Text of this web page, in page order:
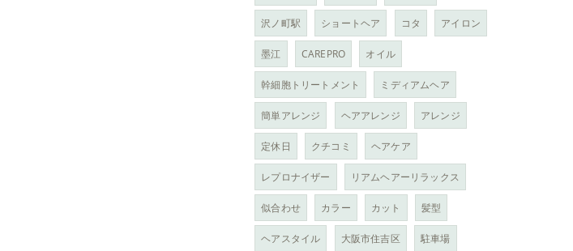
沢ノ町駅 ショートヘア コタ アイロン
墨江 CAREPRO オイル
幹細胞トリートメント ミディアムヘア
簡単アレンジ ヘアアレンジ アレンジ
定休日 クチコミ ヘアケア
レプロナイザー リアムヘアーリラックス
似合わせ カラー カット 髪型
ヘアスタイル 大阪市住吉区 駐車場